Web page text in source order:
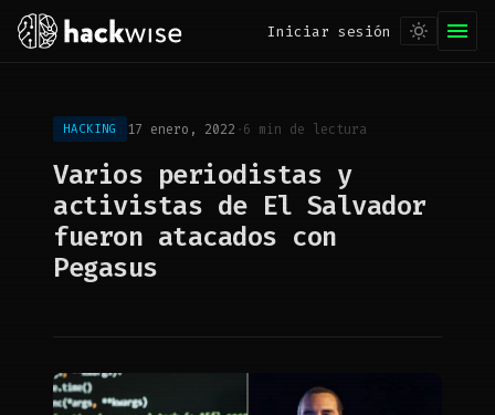
Iniciar sesión
HACKING 17 enero, 2022 ·6 min de lectura
Varios periodistas y
activistas de El Salvador
fueron atacados con
Pegasus